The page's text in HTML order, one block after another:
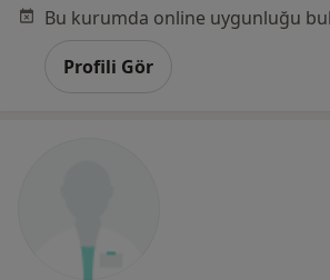
Profili Gör